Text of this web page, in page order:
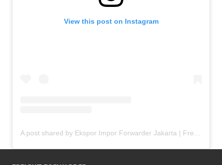
View this post on Instagram